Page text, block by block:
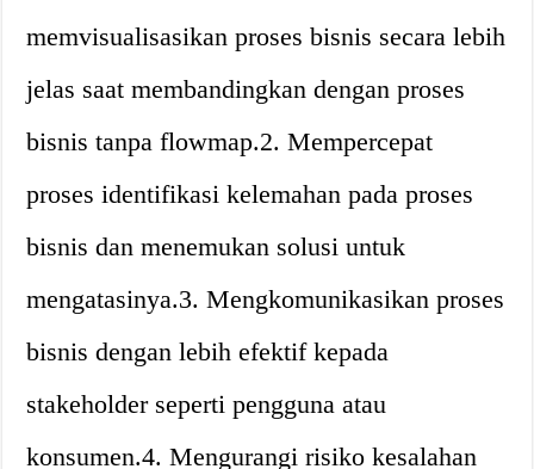
memvisualisasikan proses bisnis secara lebih
jelas saat membandingkan dengan proses
bisnis tanpa flowmap.2. Mempercepat
proses identifikasi kelemahan pada proses
bisnis dan menemukan solusi untuk
mengatasinya.3. Mengkomunikasikan proses
bisnis dengan lebih efektif kepada
stakeholder seperti pengguna atau
konsumen.4. Mengurangi risiko kesalahan